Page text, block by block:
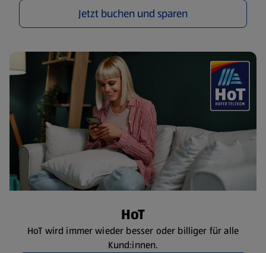
Jetzt buchen und sparen
HoT
HoT wird immer wieder besser oder billiger für alle
Kund:innen.